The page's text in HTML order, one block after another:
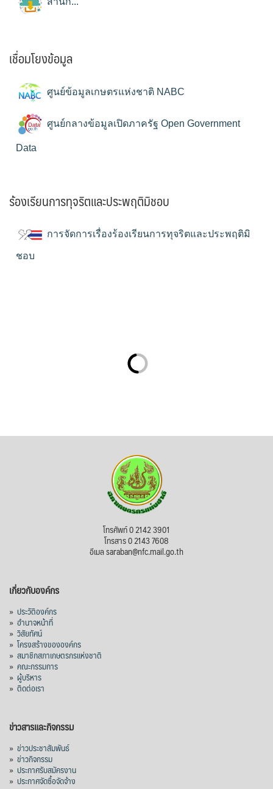
เชื่อมโยงข้อมูล
ศูนย์ข้อมูลเกษตรแห่งชาติ NABC
ศูนย์กลางข้อมูลเปิดภาครัฐ Open Government
Data
ร้องเรียนการทุจริตและประพฤติมิชอบ
การจัดการเรื่องร้องเรียนการทุจริตและประพฤติมิ
ชอบ
โทรศัพท์ 0 2142 3901
โทรสาร 0 2143 7608
อีเมล saraban@nfc.mail.go.th
เกี่ยวกับองค์กร
» ประวัติองค์กร
» อำนาจหน้าที่
» วิสัยทัศน์
» โครงสร้างขององค์กร
» สมาชิกสภาเกษตรกรแห่งชาติ
» คณะกรรมการ
» ผู้บริหาร
» ติดต่อเรา
ข่าวสารและกิจกรรม
» ข่าวประชาสัมพันธ์
» ข่าวกิจกรรม
» ประกาศรับสมัครงาน
» ประกาศจัดซื้อจัดจ้าง